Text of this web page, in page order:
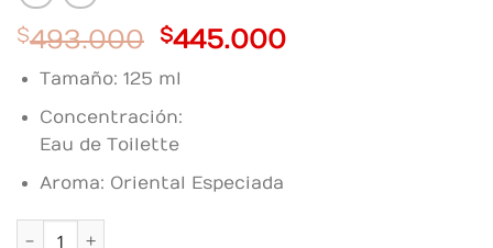
$493.000 Original
price
was:
$493.000.
$445.000Current
Tamaño: 125 ml
Concentración:
Eau de Toilette
Aroma: Oriental Especiada
Perfume Armani Code cantidad